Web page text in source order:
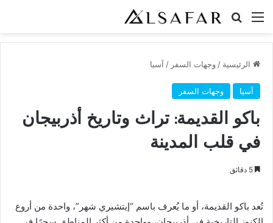
القائمة بحث عن
الرئيسية / وجهات السفر / آسيا
آسيا وجهات السفر
باكو القديمة: تراث وتاريخ أذربيجان
في قلب المدينة
تُعد باكو القديمة، أو ما يُعرف باسم “إيتشيري شهر”، واحدة من أروع